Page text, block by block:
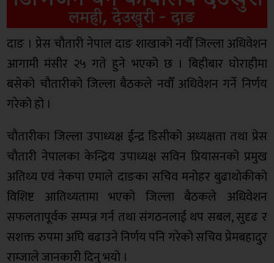
दाङ । प्रेस चौतारी नेपाल दाङ शाखाको नवौँ जिल्ला अधिवेशन
आगामी मंसीर २५ गते हुने भएको छ । बिहीबार घोराहीमा
बसेको चौतारीको जिल्ला बैठकले नवौँ अधिवेशन गर्ने निर्णय
गरेको हो ।
चौतारीका जिल्ला उपाध्यक्ष ईन्द्र डिसीको अध्यक्षता तथा प्रेस
चौतारी नेपालका केन्द्रिय उपाध्यक्ष सविन प्रियासनको प्रमुख
अतिथ्य एवं नेकपा एमाले दाङका सचिव मनोहर बुढाथोकीको
विशिष्ट आतिथ्यतामा भएको जिल्ला बैठकले अधिवेशन
सफलतापूर्वक सम्पन्न गर्न तथा संगठनलाई थप सबल, सुदृढ र
सशक्त रुपमा अघि बढाउने निर्णय पनि गरेको सचिव प्रेमबहादुर
राम्जाले जानकारी दिनु भयो ।